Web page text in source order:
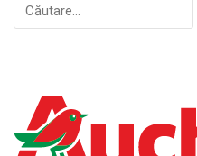
după: